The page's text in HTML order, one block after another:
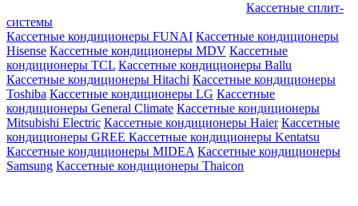
Кассетные сплит-
системы
Кассетные кондиционеры FUNAI Кассетные кондиционеры
Hisense Кассетные кондиционеры MDV Кассетные
кондиционеры TCL Кассетные кондиционеры Ballu
Кассетные кондиционеры Hitachi Кассетные кондиционеры
Toshiba Кассетные кондиционеры LG Кассетные
кондиционеры General Climate Кассетные кондиционеры
Mitsubishi Electric Кассетные кондиционеры Haier Кассетные
кондиционеры GREE Кассетные кондиционеры Kentatsu
Кассетные кондиционеры MIDEA Кассетные кондиционеры
Samsung Кассетные кондиционеры Thaicon